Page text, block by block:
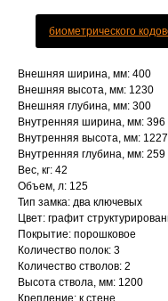
биометрического
Внешняя ширина, мм: 400
Внешняя высота, мм: 1230
Внешняя глубина, мм: 300
Внутренняя ширина, мм: 396
Внутренняя высота, мм: 1227
Внутренняя глубина, мм: 259
Вес, кг: 42
Объем, л: 125
Тип замка: два ключевых
Цвет: графит
Покрытие: порошковое
Количество полок: 3
Количество стволов: 2
Высота ствола, мм: 1200